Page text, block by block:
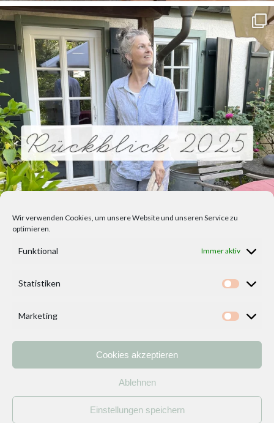
Wir verwenden Cookies, um unsere Website und unseren Service zu
optimieren.
Funktional Immer aktiv
Statistiken
Marketing
Cookies akzeptieren
Ablehnen
Einstellungen speichern
Kontakt
Impressum/ Datenschutzerklärung